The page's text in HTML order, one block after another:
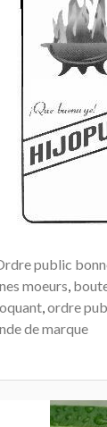
public
moeurs,
,ordre
de marque